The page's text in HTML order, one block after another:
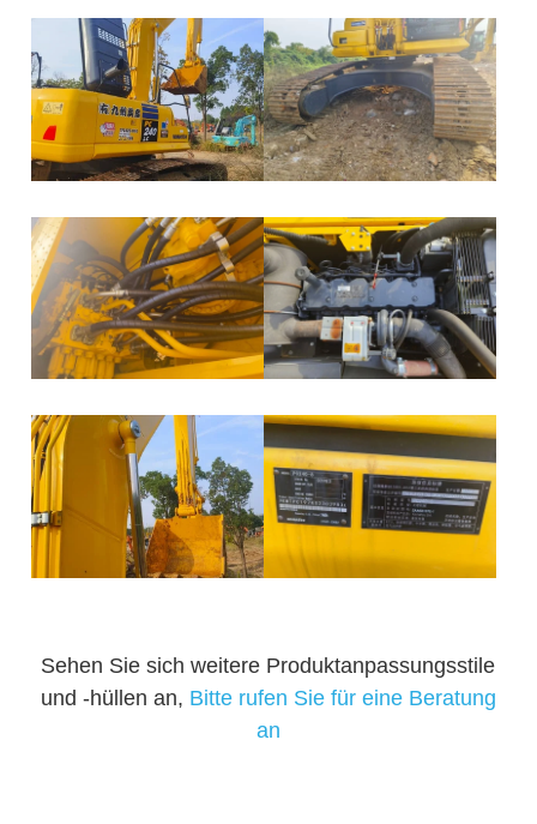
Sehen Sie sich weitere Produktanpassungsstile
und -hüllen an, Bitte rufen Sie für eine Beratung
an